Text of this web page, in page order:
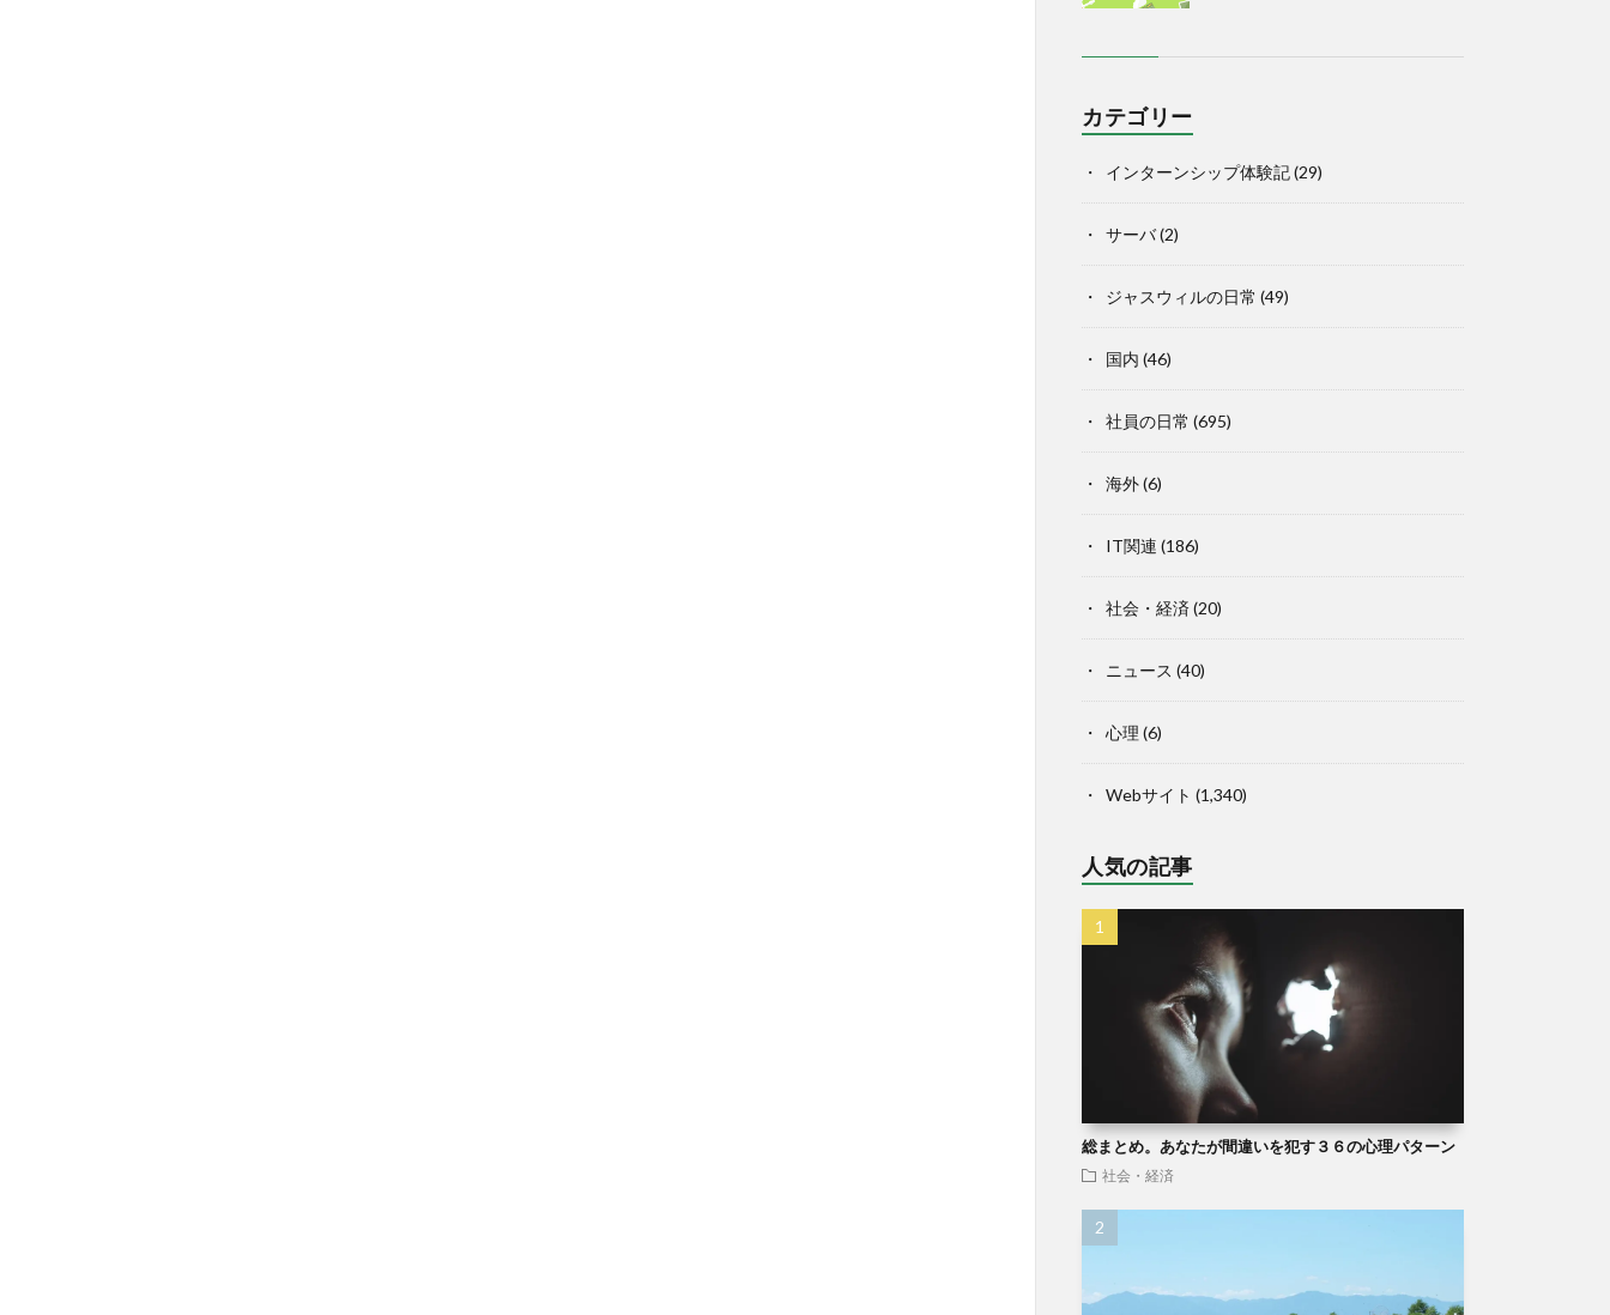
カテゴリー
インターンシップ体験記(29)
サーバ(2)
ジャスウィルの日常 (49)
国内 (46)
社員の日常 (695)
海外(6)
IT関連 (186)
社会・経済(20)
ニュース (40)
心理 (6)
Webサイト (1,340)
人気の記事
総まとめ。あなたが間違いを犯す３６の心理パターン
社会・経済